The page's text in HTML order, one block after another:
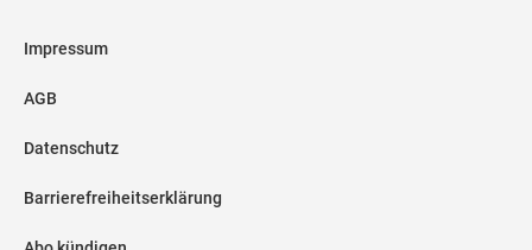
Impressum
AGB
Datenschutz
Barrierefreiheitserklärung